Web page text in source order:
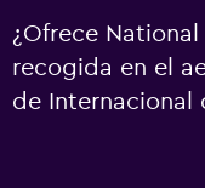
¿Ofrece
recogida en el
de Internacional